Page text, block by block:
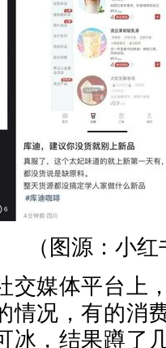
（图源：小
媒体平台上
情况，有的消
冰，结果蹲了